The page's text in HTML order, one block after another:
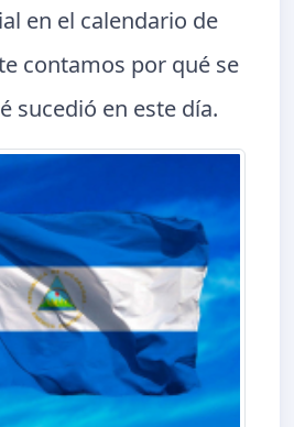
en el calendario de
contamos por qué se
sucedió en este día.